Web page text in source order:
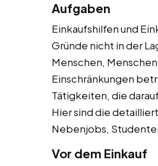
Aufgaben
Einkaufshilfen und
Gründe nicht in der
Menschen,
Einschränkungen
Tätigkeiten, die
Hier sind die
Nebenjobs,
Vor dem Einkauf